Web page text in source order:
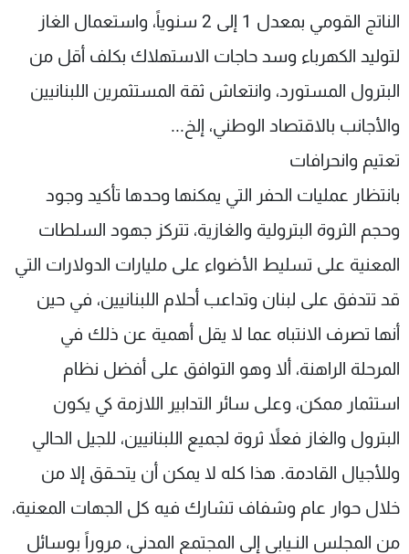
الناتج القومي بمعدل 1 إلى 2 سنوياً، واستعمال الغاز
لتوليد الكهرباء وسد حاجات الاستهلاك بكلف أقل من
البترول المستورد، وانتعاش ثقة المستثمرين اللبنانيين
والأجانب بالاقتصاد الوطني، إلخ...
تعتيم وانحرافات
بانتظار عمليات الحفر التي يمكنها وحدها تأكيد وجود
وحجم الثروة البترولية والغازية، تتركز جهود السلطات
المعنية على تسليط الأضواء على مليارات الدولارات التي
قد تتدفق على لبنان وتداعب أحلام اللبنانيين، في حين
أنها تصرف الانتباه عما لا يقل أهمية عن ذلك في
المرحلة الراهنة، ألا وهو التوافق على أفضل نظام
استثمار ممكن، وعلى سائر التدابير اللازمة كي يكون
البترول والغاز فعلاً ثروة لجميع اللبنانيين، للجيل الحالي
وللأجيال القادمة. هذا كله لا يمكن أن يتحـقق إلا من
خلال حوار عام وشفاف تشارك فيه كل الجهات المعنية،
من المجلس النـيابي إلى المجتمع المدني، مروراً بوسائل